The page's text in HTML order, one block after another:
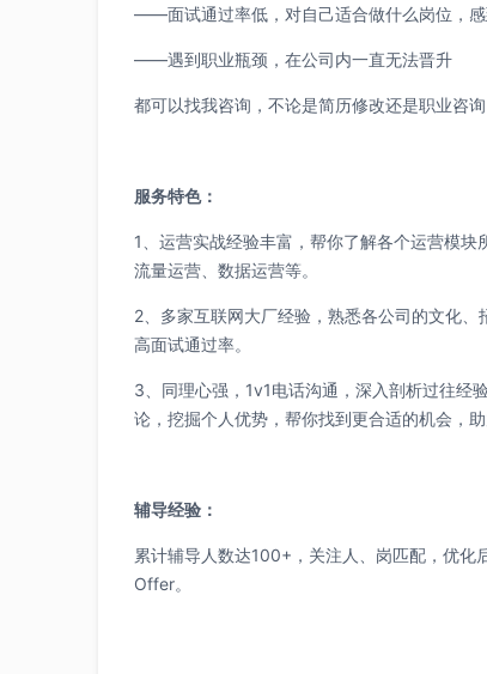
——面试通过率低，对自己适合做什么岗位，
——遇到职业瓶颈，在公司内一直无法晋升
都可以找我咨询，不论是简历修改还是职业咨
服务特色：
1、运营实战经验丰富，帮你了解各个运营模块
流量运营、数据运营等。
2、多家互联网大厂经验，熟悉各公司的文化
高面试通过率。
3、同理心强，1v1电话沟通，深入剖析过往经
论，挖掘个人优势，帮你找到更合适的机会，助
辅导经验：
累计辅导人数达100+，关注人、岗匹配，优
Offer。